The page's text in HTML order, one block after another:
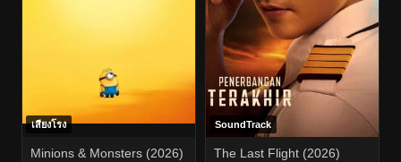
เสียงโรง
Minions & Monsters (2026)
SoundTrack
The Last Flight (2026)